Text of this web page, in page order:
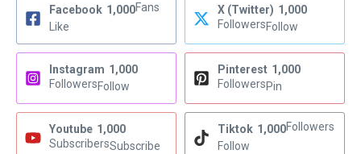
Facebook 1,000Fans
Like
X (Twitter) 1,000
FollowersFollow
Instagram 1,000
FollowersFollow
Pinterest 1,000
FollowersPin
Youtube 1,000
SubscribersSubscribe
Tiktok 1,000Followers
Follow